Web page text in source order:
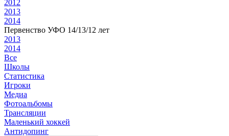
2012
2013
2014
Первенство УФО 14/13/12 лет
2013
2014
Все
Школы
Статистика
Игроки
Медиа
Фотоальбомы
Трансляции
Маленький хоккей
Антидопинг